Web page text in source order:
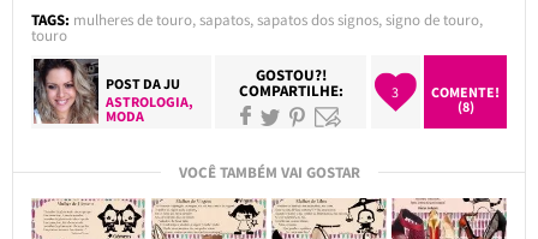
TAGS: mulheres de touro,sapatos,sapatos dos signos,signo de touro,
touro
POST DAJU
ASTROLOGIA,
MODA
GOSTOU?!
COMPARTILHE: 3
COMENTE!
(8)
VOCÊ TAMBÉM VAI GOSTAR